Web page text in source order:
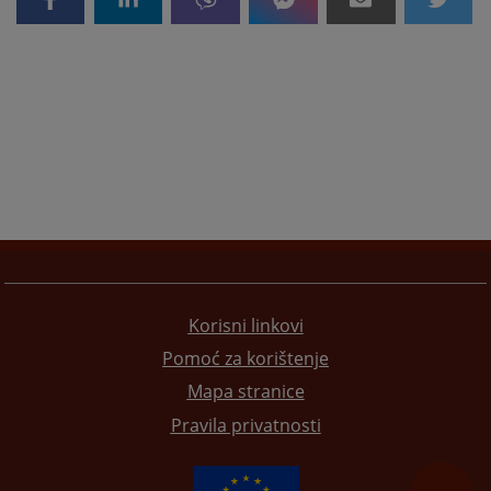
Korisni linkovi
Pomoć za korištenje
Mapa stranice
Pravila privatnosti